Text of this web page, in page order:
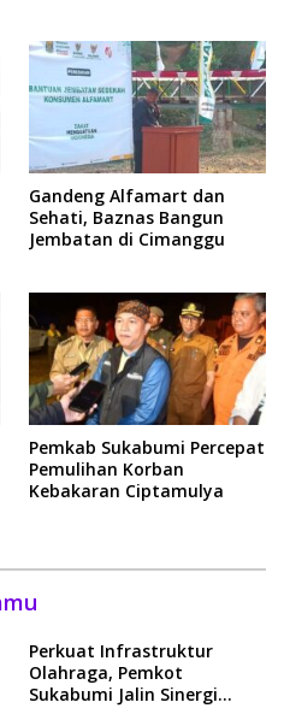
Gandeng Alfamart dan
Sehati, Baznas Bangun
Jembatan di Cimanggu
Pemkab Sukabumi Percepat
Pemulihan Korban
Kebakaran Ciptamulya
Perkuat Infrastruktur
Olahraga, Pemkot
Sukabumi Jalin Sinergi